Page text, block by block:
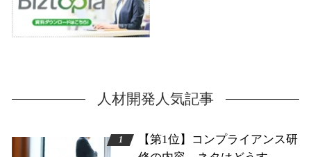
人材開発人気記事
【第1位】コンプライアンス研